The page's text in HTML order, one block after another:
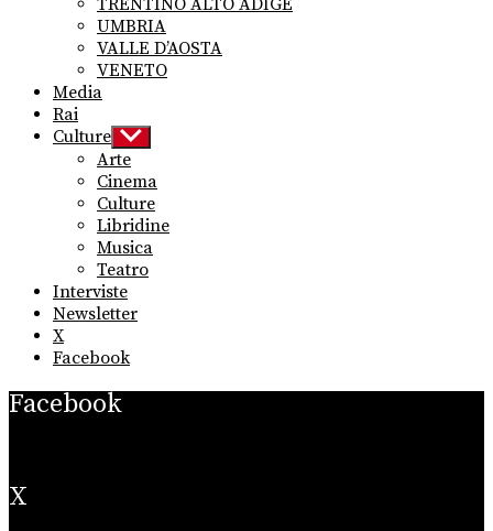
TRENTINO ALTO ADIGE
UMBRIA
VALLE D’AOSTA
VENETO
Media
Rai
Culture Show
sub
menu
Arte
Cinema
Culture
Libridine
Musica
Teatro
Interviste
Newsletter
X
Facebook
Facebook
X